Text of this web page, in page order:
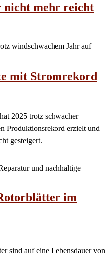
nicht mehr reicht
windschwachem Jahr auf
mit Stromrekord
2025 trotz schwacher
Produktionsrekord erzielt und
gesteigert.
und nachhaltige
im
sind auf eine Lebensdauer von